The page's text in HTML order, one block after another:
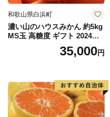
和歌山県白浜町
濃い山のハウスみかん 約5kg
MS玉 高糖度 ギフト 2024年7
35,000円